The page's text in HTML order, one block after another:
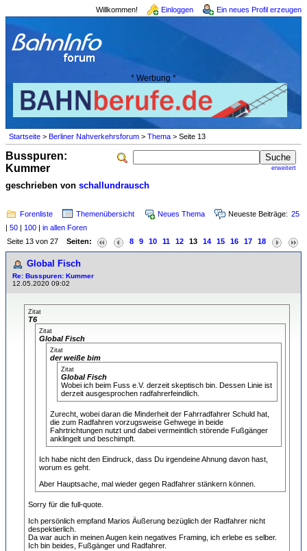
Willkommen! Einloggen Ein neues Profil erzeugen
* Werbung *
Startseite > Berliner Nahverkehrsforum > Thema > Seite 13
erweitert
Busspuren:
Kummer
geschrieben von schallundrausch
Forenliste Themenübersicht Neues Thema Neueste Beiträge: 25
| 50 | 100 | in allen Foren
Seite 13 von 27 Seiten: 8 9 10 11 12 13 14 15 16 17 18
Global Fisch
Re: Busspuren: Kummer
12.05.2020 09:02
Zitat
T6
Zitat
Global Fisch
Zitat
der weiße bim
Zitat
Global Fisch
Wobei ich beim Fuss e.V. derzeit skeptisch bin. Dessen Linie ist
derzeit ausgesprochen radfahrerfeindlich.
Zurecht, wobei daran die Minderheit der Fahrradfahrer Schuld hat,
die zum Radfahren vorzugsweise Gehwege in beide
Fahrtrichtungen nutzt und dabei vermeintlich störende Fußgänger
anklingelt und beschimpft.
Ich habe nicht den Eindruck, dass Du irgendeine Ahnung davon hast,
worum es geht.
Aber Hauptsache, mal wieder gegen Radfahrer stänkern können.
Sorry für die full-quote.
Ich persönlich empfand Marios Äußerung bezüglich der Radfahrer nicht
despektierlich.
Da war auch in meinen Augen kein negatives Framing, ich erlebe es selber.
Ich bin beides, Fußgänger und Radfahrer.